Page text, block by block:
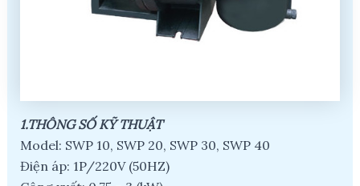
1.THÔNG SỐ KỸ THUẬT
Model: SWP 10, SWP 20, SWP 30, SWP 40
Điện áp: 1P/220V (50HZ)